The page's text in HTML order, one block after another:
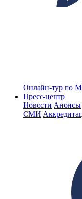
Онлайн-тур по
Пресс-центр
Новости Анонсы
СМИ